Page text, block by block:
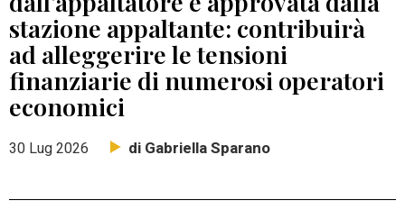
stazione appaltante: contribuirà
ad alleggerire le tensioni
finanziarie di numerosi operatori
economici
30 Lug 2026 di Gabriella Sparano